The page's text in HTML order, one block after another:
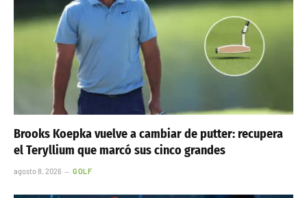
Brooks Koepka vuelve a cambiar de putter: recupera
el Teryllium que marcó sus cinco grandes
agosto 8, 2026 GOLF